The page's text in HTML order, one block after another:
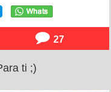
27
ti ;)